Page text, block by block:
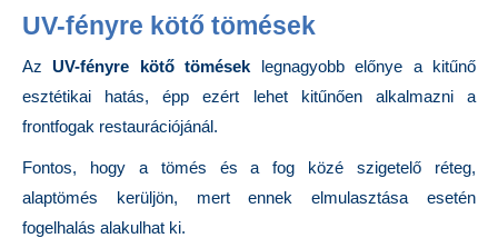
UV-fényre kötő tömések
AzUV-fényre kötő tömések legnagyobb előnye a kitűnő
esztétikai hatás, épp ezért lehet kitűnően alkalmazni a
frontfogak restaurációjánál.
Fontos, hogy a tömés és a fog közé szigetelő réteg,
alaptömés kerüljön, mert ennek elmulasztása esetén
fogelhalás alakulhat ki.